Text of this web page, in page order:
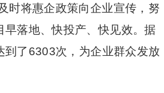
时将惠企政策向企业宣传，努
落地、快投产、快见效。据
到了6303次，为企业群众发放